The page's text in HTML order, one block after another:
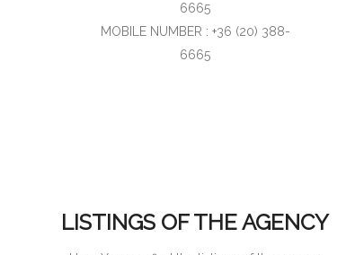
6665
MOBILE NUMBER : +36 (20) 388-
6665
LISTINGS OF THE AGENCY